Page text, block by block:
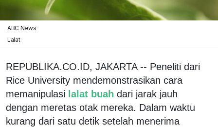
ABC News
Lalat
REPUBLIKA.CO.ID, JAKARTA -- Peneliti dari
Rice University mendemonstrasikan cara
memanipulasi lalat buah dari jarak jauh
dengan meretas otak mereka. Dalam waktu
kurang dari satu detik setelah menerima